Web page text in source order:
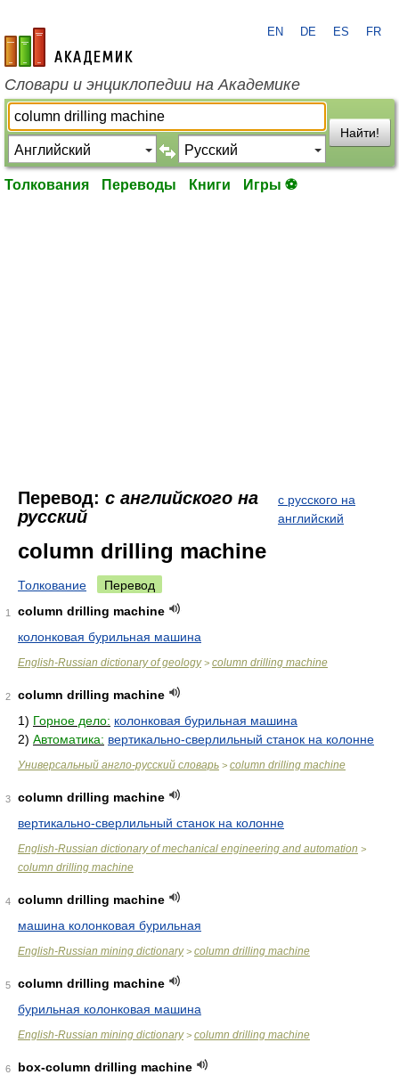
academic.ru
EN DE ES FR
Словари и энциклопедии на Академике
Найти!
Толкования Переводы Книги Игры ⚽
Перевод: с английского на
русский
с русского на
английский
column drilling machine
Толкование Перевод
1
column drilling machine
колонковая бурильная машина
English-Russian dictionary of geology> column drilling machine
2
column drilling machine
1) Горное дело: колонковая бурильная машина
2) Автоматика: вертикально-сверлильный станок на колонне
Универсальный англо-русский словарь > column drilling machine
3
column drilling machine
вертикально-сверлильный станок на колонне
English-Russian dictionary of mechanical engineering and automation >
column drilling machine
4
column drilling machine
машина колонковая бурильная
English-Russian mining dictionary> column drilling machine
5
column drilling machine
бурильная колонковая машина
English-Russian mining dictionary> column drilling machine
6
box-column drilling machine